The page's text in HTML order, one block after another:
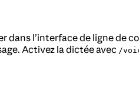
dans l’interface de ligne de
Activez la dictée avec /